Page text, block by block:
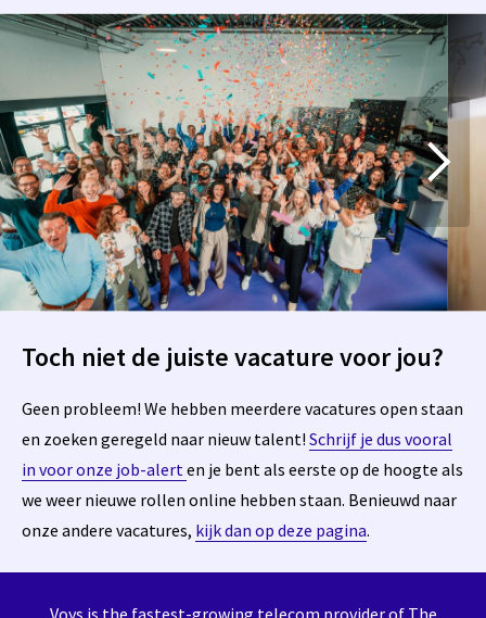
Toch niet de juiste vacature voor jou?
Geen probleem! We hebben meerdere vacatures open staan
en zoeken geregeld naar nieuw talent! Schrijf je dus vooral
in voor onze job-alert en je bent als eerste op de hoogte als
we weer nieuwe rollen online hebben staan. Benieuwd naar
onze andere vacatures, kijk dan op deze pagina.
Voys is the fastest-growing telecom provider of The